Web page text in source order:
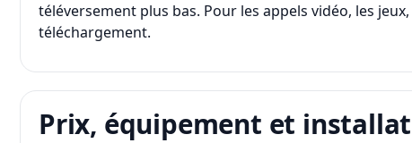
téléversement plus bas. Pour les appels vidéo, les
téléchargement.
Prix, équipement et